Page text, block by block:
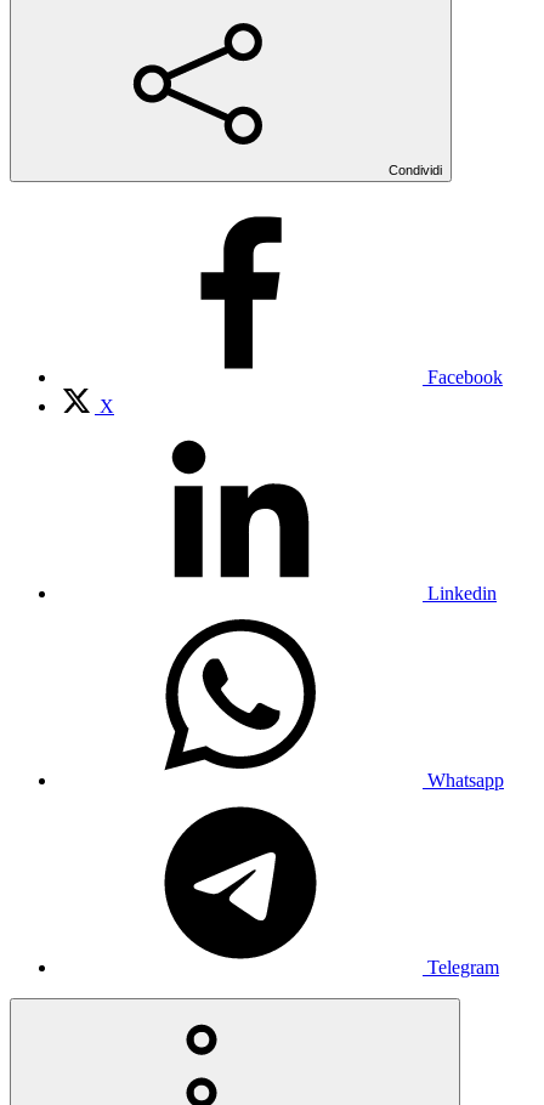
Condividi
Facebook
X
Linkedin
Whatsapp
Telegram